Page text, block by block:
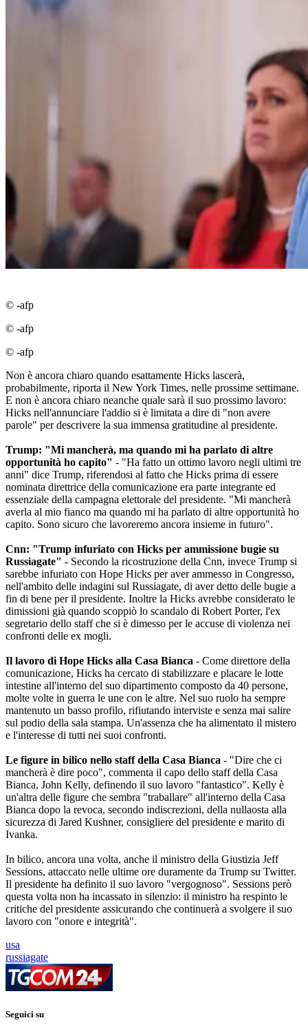
© -afp
© -afp
© -afp
Non è ancora chiaro quando esattamente Hicks lascerà,
probabilmente, riporta il New York Times, nelle prossime settimane.
E non è ancora chiaro neanche quale sarà il suo prossimo lavoro:
Hicks nell'annunciare l'addio si è limitata a dire di "non avere
parole" per descrivere la sua immensa gratitudine al presidente.
Trump: "Mi mancherà, ma quando mi ha parlato di altre
opportunità ho capito" - "Ha fatto un ottimo lavoro negli ultimi tre
anni" dice Trump, riferendosi al fatto che Hicks prima di essere
nominata direttrice della comunicazione era parte integrante ed
essenziale della campagna elettorale del presidente. "Mi mancherà
averla al mio fianco ma quando mi ha parlato di altre opportunità ho
capito. Sono sicuro che lavoreremo ancora insieme in futuro".
Cnn: "Trump infuriato con Hicks per ammissione bugie su
Russiagate" - Secondo la ricostruzione della Cnn, invece Trump si
sarebbe infuriato con Hope Hicks per aver ammesso in Congresso,
nell'ambito delle indagini sul Russiagate, di aver detto delle bugie a
fin di bene per il presidente. Inoltre la Hicks avrebbe considerato le
dimissioni già quando scoppiò lo scandalo di Robert Porter, l'ex
segretario dello staff che si è dimesso per le accuse di violenza nei
confronti delle ex mogli.
Il lavoro di Hope Hicks alla Casa Bianca - Come direttore della
comunicazione, Hicks ha cercato di stabilizzare e placare le lotte
intestine all'interno del suo dipartimento composto da 40 persone,
molte volte in guerra le une con le altre. Nel suo ruolo ha sempre
mantenuto un basso profilo, rifiutando interviste e senza mai salire
sul podio della sala stampa. Un'assenza che ha alimentato il mistero
e l'interesse di tutti nei suoi confronti.
Le figure in bilico nello staff della Casa Bianca - "Dire che ci
mancherà è dire poco", commenta il capo dello staff della Casa
Bianca, John Kelly, definendo il suo lavoro "fantastico". Kelly è
un'altra delle figure che sembra "traballare" all'interno della Casa
Bianca dopo la revoca, secondo indiscrezioni, della nullaosta alla
sicurezza di Jared Kushner, consigliere del presidente e marito di
Ivanka.
In bilico, ancora una volta, anche il ministro della Giustizia Jeff
Sessions, attaccato nelle ultime ore duramente da Trump su Twitter.
Il presidente ha definito il suo lavoro "vergognoso". Sessions però
questa volta non ha incassato in silenzio: il ministro ha respinto le
critiche del presidente assicurando che continuerà a svolgere il suo
lavoro con "onore e integrità".
usa
russiagate
Seguici su